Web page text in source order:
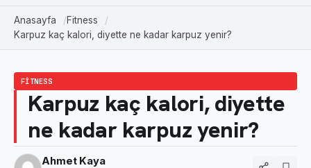
Anasayfa
Fitness
Karpuz kaç kalori, diyette ne kadar karpuz yenir?
FITNESS
Karpuz kaç kalori, diyette
ne kadar karpuz yenir?
Ahmet Kaya